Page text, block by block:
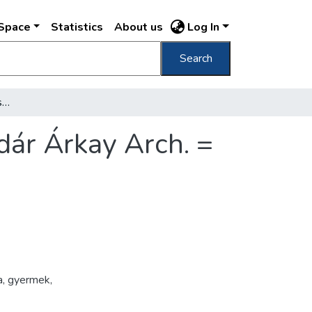
Statistics About us Log In
Search
Budapest Andrássystrasse 127a : Villa Aladár Árkay Arch. = Villa /
Árkay Arch. =
, gyermek,